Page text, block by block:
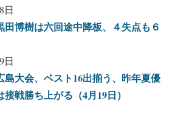
日
田博樹は六回途中降板、４失点も６
日
島大会、ベスト16出揃う、昨年夏優
戦勝ち上がる（4月19日）